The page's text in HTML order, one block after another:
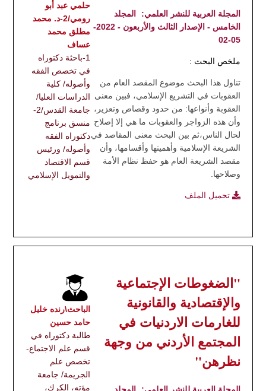
حلمي عبد أبو
رومي/2-د. محمد
مطلق محمد
عساف
1-باحثة دكتوراه
في تخصص الفقه
وأصوله/ كلية
الدراسات العليا/
جامعة القدس/2-
منسق برنامج
دكتوراه الفقه
وأصوله/ ورئيس
قسم الاقتصاد
والتمويل الإسلامي
المجلة العربية للنشر العلمي:
المجلد
الخامس - الإصدار الثالث والأربعون - 2022-
05-02
ملخص البحث :
تناول هذا البحث موضوع المقصد العام من
العقوبات في التشريع الإسلامي، فبين معنى
العقوبة وأنواعها: من حدود وقصاص وتعزير،
وأن هذه الزواجر والعقوبات ما هي إلا إصلاح
لحال الناس،ثم بين البحث معنى المقاصد في
الشريعة الإسلامية وأهميتها وأقسامها، وأن
مقصد الشريعة العام هو حفظ نظام الأمة
وصلاحها.
تحميل الملف
الباحث\رنده خليل
حامد حسين
طالبة دكتوراه في
قسم علم الاجتماع-
تخصص علم
الجريمة/ جامعة
مؤته، الكرك،
"الضغوطات الإجتماعية
والإقتصادية والقانونية
للغارمات الاردنيات في
المجتمع الأردني من وجهة
نظرهن"